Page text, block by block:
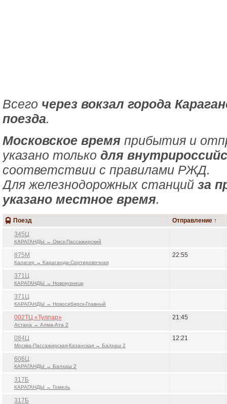
Всего через вокзал города
поезда.
Московское время прибытия и
указано только для
соответствии с правилами РЖД.
Для железнодорожных станций за
указано местное время.
Поезд
Отправление ↑
345Ц
КАРАГАНДЫ → Омск-Пассажирский
875М
Калагир → Караганда-Сортировочная
22:55
371Ц
КАРАГАНДЫ → Новокузнецк
371Ц
КАРАГАНДЫ → Новосибирск-Главный
002ТЦ «Тулпар»
Астана → Алма-Ата 2
21:45
084Ц
Москва-Пассажирская-Казанская → Балхаш 2
12:21
606Ц
КАРАГАНДЫ → Балхаш 2
317Б
КАРАГАНДЫ → Гомель
317Б